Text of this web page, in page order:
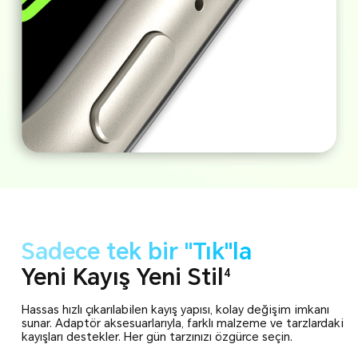
Sadece tek bir "Tık"la
Yeni Kayış Yeni Stil
4
Hassas hızlı çıkarılabilen kayış yapısı, kolay değişim imkanı
sunar. Adaptör aksesuarlarıyla, farklı malzeme ve tarzlardaki
kayışları destekler. Her gün tarzınızı özgürce seçin.